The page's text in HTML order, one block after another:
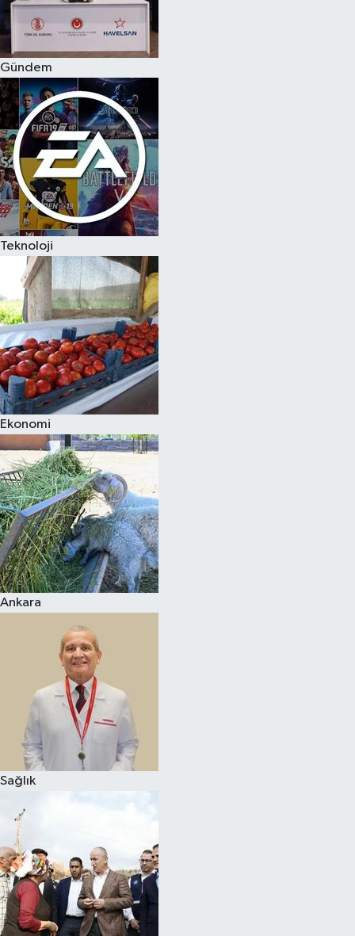
Gündem
Teknoloji
Ekonomi
Ankara
Sağlık
Spor
Burç Yorumları
Çocuk
Eğitim
Hava Durumu
Kadın
Kim kimdir?
Kültür Sanat
Sağlık
Siyaset
Teknoloji
Televizyon
Yaşam-Çevre